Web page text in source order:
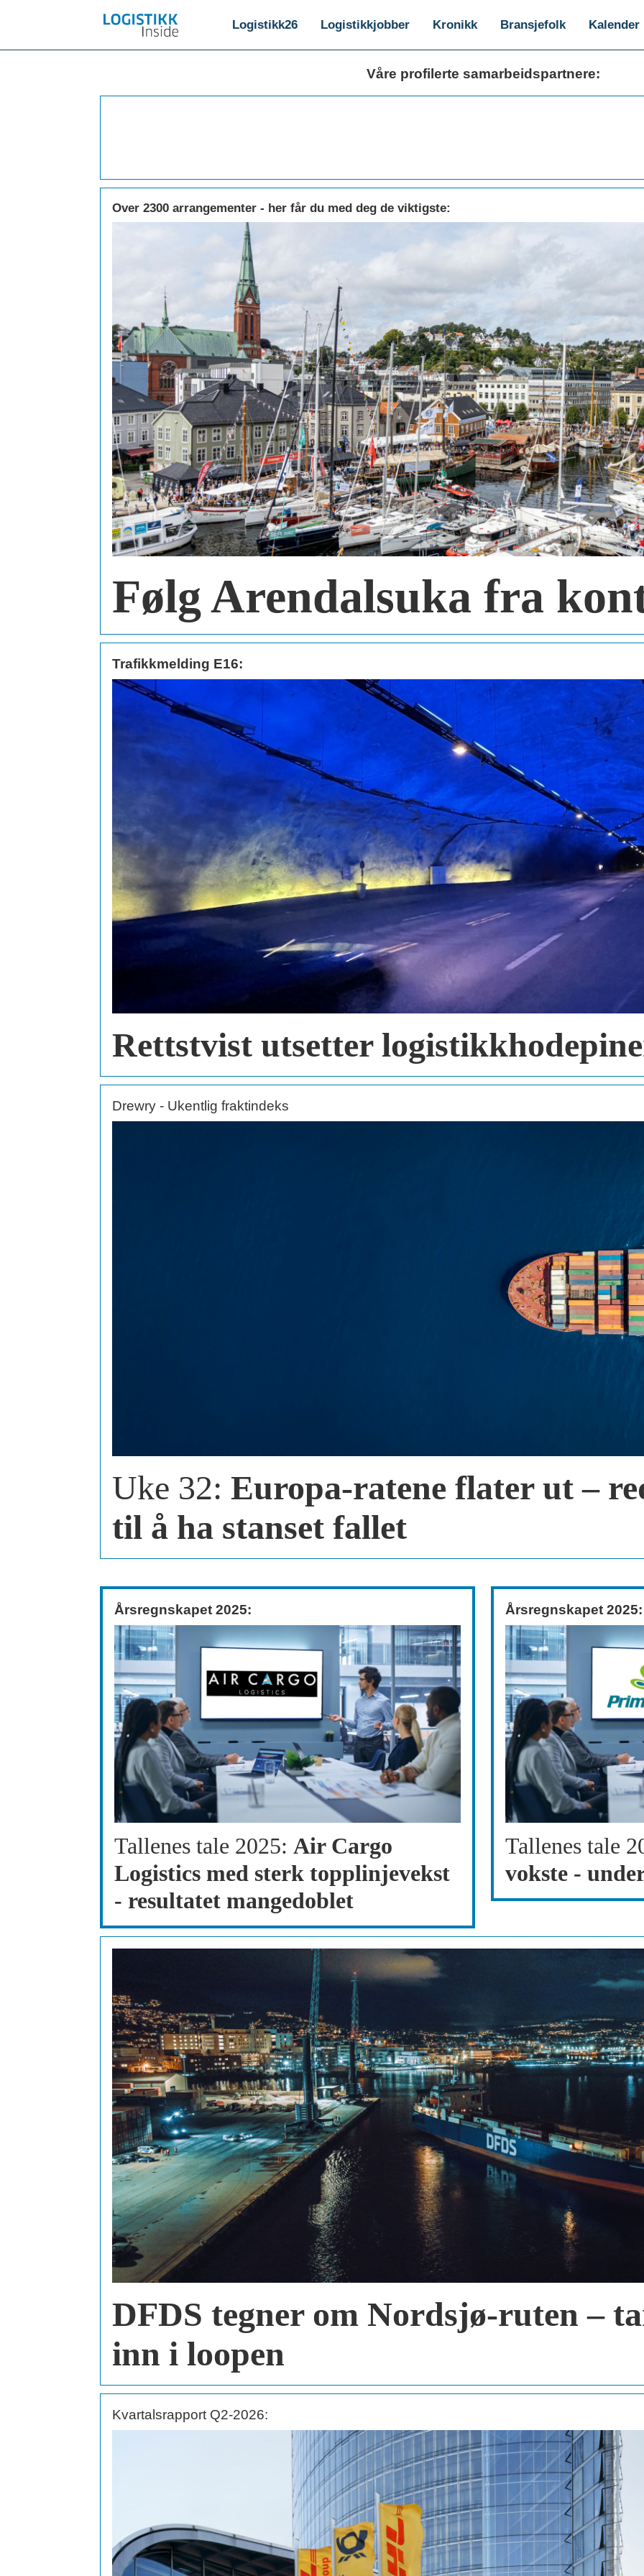
Logistikk26 Logistikkjobber Kronikk Bransjefolk Kalender
Våre profilerte samarbeidspartnere:
Over 2300 arrangementer - her får du med deg de viktigste:
Følg Arendalsuka fra
Trafikkmelding E16:
Rettstvist utsetter
Drewry - Ukentlig fraktindeks
Uke 32: Europa-ratene flater ut –
til å ha stanset fallet
Årsregnskapet 2025:
Tallenes tale 2025:Air Cargo
Logistics med sterk topplinjevekst
- resultatet mangedoblet
Årsregnskapet 2025:
Tallenes tale
vokste -
DFDS tegner om Nordsjø-ruten –
inn i loopen
Kvartalsrapport Q2-2026: